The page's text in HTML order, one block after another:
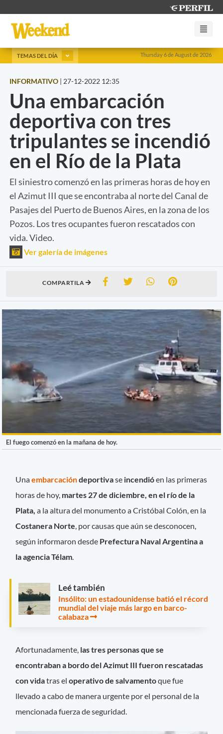
Thursday 6 de August de 2026
TEMAS DEL DÍA
INFORMATIVO | 27-12-2022 12:35
Una embarcación
deportiva con tres
tripulantes se incendió
en el Río de la Plata
El siniestro comenzó en las primeras horas de hoy en
el Azimut III que se encontraba al norte del Canal de
Pasajes del Puerto de Buenos Aires, en la zona de los
Pozos. Los tres ocupantes fueron rescatados con
vida. Video.
Ver galería de imágenes
COMPARTILA
El fuego comenzó en la mañana de hoy.
Unaembarcacióndeportivase incendióen las primeras
horas de hoy, martes 27 de diciembre, en el río de la
Plata,a la altura del monumento a Cristóbal Colón, en la
Costanera Norte , por causas que aún se desconocen,
según informaron desde Prefectura Naval Argentina a
la agencia Télam
Leé también
Insólito: un estadounidense batió el récord
mundial del viaje más largo en barco-
calabaza
Afortunadamente, las tres personas que se
encontraban a bordo del Azimut III fueron rescatadas
con vidatras eloperativo de salvamentoque fue
llevado a cabo de manera urgente por el personal de la
mencionada fuerza de seguridad.